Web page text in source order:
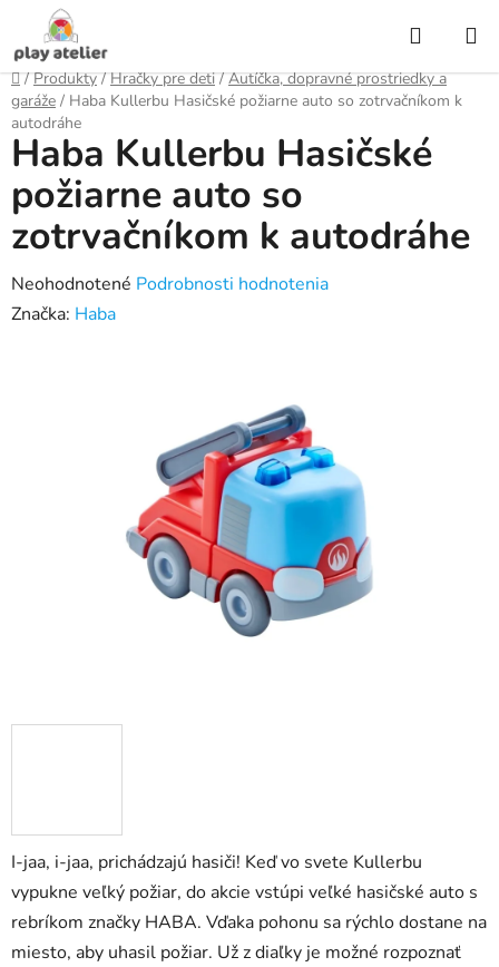
obsah
Hľadať
Domov
/ Produkty / Hračky pre deti / Autíčka, dopravné prostriedky a
garáže / Haba Kullerbu Hasičské požiarne auto so zotrvačníkom k
autodráhe
I-jaa, i-jaa, prichádzajú hasiči! Keď vo svete Kullerbu
vypukne veľký požiar, do akcie vstúpi veľké hasičské auto s
rebríkom značky HABA. Vďaka pohonu sa rýchlo dostane na
miesto, aby uhasil požiar. Už z diaľky je možné rozpoznať
Haba Kullerbu Hasičské
požiarne auto so
zotrvačníkom k autodráhe
Priemerné
hodnotenie
Neohodnotené Podrobnosti hodnotenia
Značka: Haba